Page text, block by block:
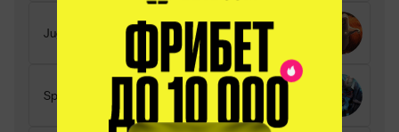
Juggernaut
Spirit Breaker